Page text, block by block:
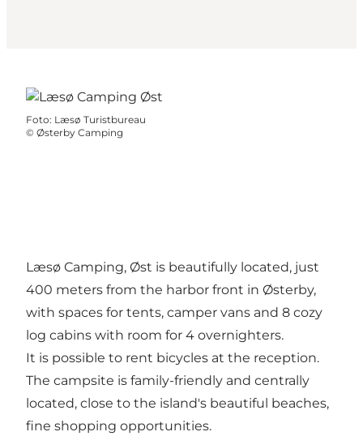
Foto: Læsø Turistbureau
© Østerby Camping
Læsø Camping, Øst is beautifully located, just
400 meters from the harbor front in Østerby,
with spaces for tents, camper vans and 8 cozy
log cabins with room for 4 overnighters.
It is possible to rent bicycles at the reception.
The campsite is family-friendly and centrally
located, close to the island's beautiful beaches,
fine shopping opportunities.